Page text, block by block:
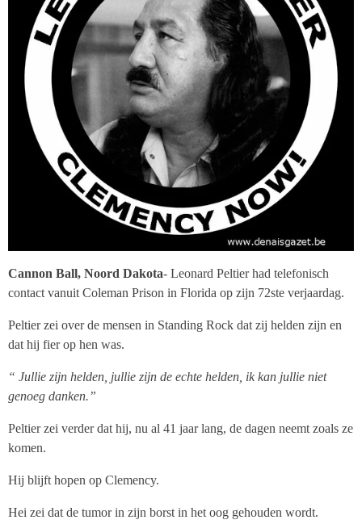
Cannon Ball, Noord Dakota- Leonard Peltier had telefonisch
contact vanuit Coleman Prison in Florida op zijn 72ste verjaardag.
Peltier zei over de mensen in Standing Rock dat zij helden zijn en
dat hij fier op hen was.
“ Jullie zijn helden, jullie zijn de echte helden, ik kan jullie niet
genoeg danken.”
Peltier zei verder dat hij, nu al 41 jaar lang, de dagen neemt zoals ze
komen.
Hij blijft hopen op Clemency.
Hei zei dat de tumor in zijn borst in het oog gehouden wordt.